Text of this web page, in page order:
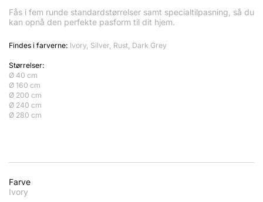
Fås i fem runde standardstørrelser samt specialtilpasning, så du
kan opnå den perfekte pasform til dit hjem.
Findes i farverne: Ivory, Silver, Rust, Dark Grey
Størrelser:
Ø 40 cm
Ø 160 cm
Ø 200 cm
Ø 240 cm
Ø 280 cm
Farve
Ivory